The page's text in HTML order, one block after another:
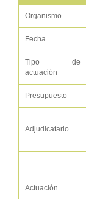
Organismo
Fecha
Tipo de
actuación
Presupuesto
Adjudicatario
Actuación